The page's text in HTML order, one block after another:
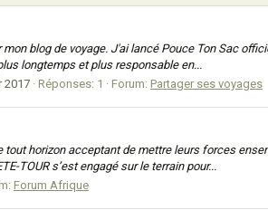
blog de voyage. J'ai lancé Pouce Ton Sac
longtemps et plus responsable en...
2017 Réponses: 1 Forum: Partager ses voyages
tout horizon acceptant de mettre leurs forces
TOUR s’est engagé sur le terrain pour...
Forum Afrique